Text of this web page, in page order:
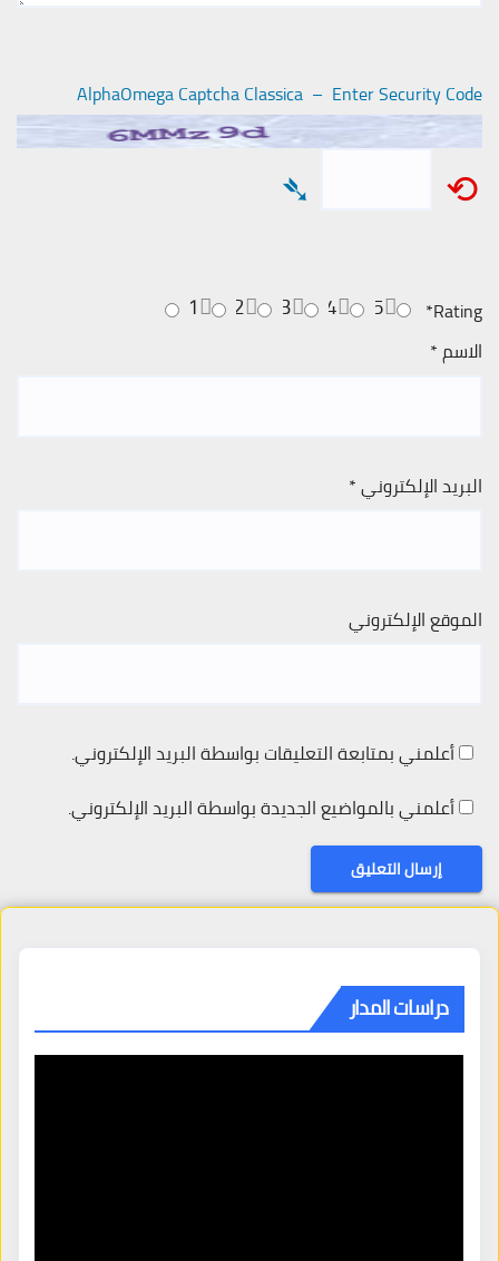
AlphaOmega Captcha Classica – Enter Security Code
⟲
➴
Rating
*
5
4
3
2
1
الاسم*
البريد الإلكتروني*
الموقع الإلكتروني
أعلمني بمتابعة التعليقات بواسطة البريد الإلكتروني.
أعلمني بالمواضيع الجديدة بواسطة البريد الإلكتروني.
دراسات المدار